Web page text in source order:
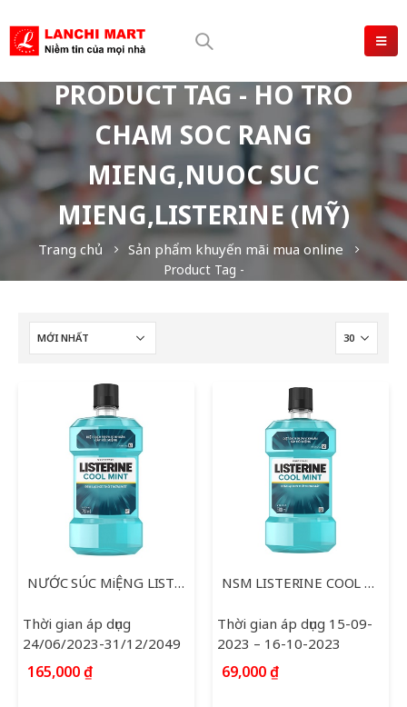
PRODUCT TAG - HO TRO
CHAM SOC RANG
MIENG,NUOC SUC
MIENG,LISTERINE (MỸ)
Trang chủ Sản phẩm khuyến mãi mua online
Product Tag -
NƯỚC SÚC MiỆNG LISTERINE BẠC HÀ 750ML
Thời gian áp dụng
24/06/2023-31/12/2049
165,000₫
NSM LISTERINE COOL MINT 250ML BAC HA 500G
Thời gian áp dụng 15-09-
2023 – 16-10-2023
69,000₫